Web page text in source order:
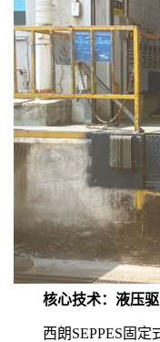
核心技术：液压
西朗SEPPES固定